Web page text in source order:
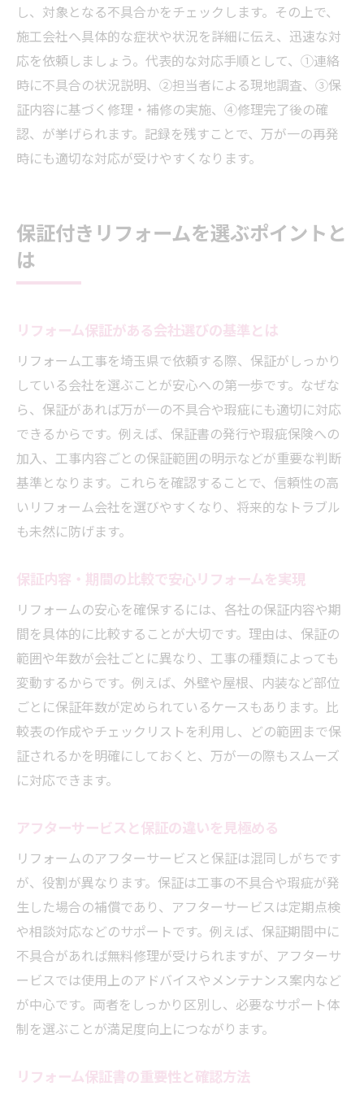
し、対象となる不具合かをチェックします。その上で、
施工会社へ具体的な症状や状況を詳細に伝え、迅速な対
応を依頼しましょう。代表的な対応手順として、①連絡
時に不具合の状況説明、②担当者による現地調査、③保
証内容に基づく修理・補修の実施、④修理完了後の確
認、が挙げられます。記録を残すことで、万が一の再発
時にも適切な対応が受けやすくなります。
保証付きリフォームを選ぶポイントと
は
リフォーム保証がある会社選びの基準とは
リフォーム工事を埼玉県で依頼する際、保証がしっかり
している会社を選ぶことが安心への第一歩です。なぜな
ら、保証があれば万が一の不具合や瑕疵にも適切に対応
できるからです。例えば、保証書の発行や瑕疵保険への
加入、工事内容ごとの保証範囲の明示などが重要な判断
基準となります。これらを確認することで、信頼性の高
いリフォーム会社を選びやすくなり、将来的なトラブル
も未然に防げます。
保証内容・期間の比較で安心リフォームを実現
リフォームの安心を確保するには、各社の保証内容や期
間を具体的に比較することが大切です。理由は、保証の
範囲や年数が会社ごとに異なり、工事の種類によっても
変動するからです。例えば、外壁や屋根、内装など部位
ごとに保証年数が定められているケースもあります。比
較表の作成やチェックリストを利用し、どの範囲まで保
証されるかを明確にしておくと、万が一の際もスムーズ
に対応できます。
アフターサービスと保証の違いを見極める
リフォームのアフターサービスと保証は混同しがちです
が、役割が異なります。保証は工事の不具合や瑕疵が発
生した場合の補償であり、アフターサービスは定期点検
や相談対応などのサポートです。例えば、保証期間中に
不具合があれば無料修理が受けられますが、アフターサ
ービスでは使用上のアドバイスやメンテナンス案内など
が中心です。両者をしっかり区別し、必要なサポート体
制を選ぶことが満足度向上につながります。
リフォーム保証書の重要性と確認方法